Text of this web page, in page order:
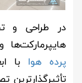
در طراحی و
هایپرمارکت‌ها
پرده هوا با